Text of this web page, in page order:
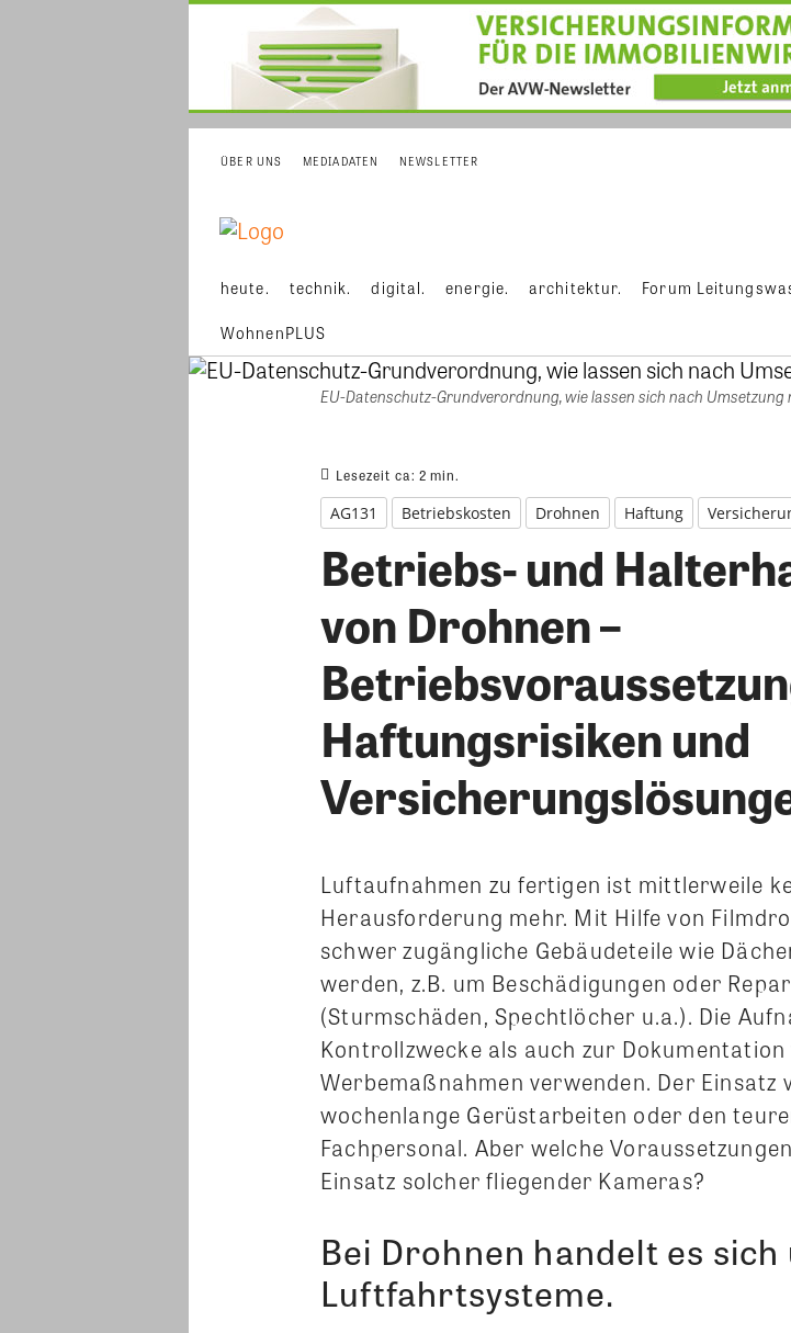
ÜBER UNS MEDIADATEN NEWSLETTER
heute. technik. digital. energie. architektur. Forum
WohnenPLUS
EU-Datenschutz-Grundverordnung, wie lassen sich nach Umsetzung
Lesezeit ca: 2 min.
AG131 Betriebskosten Drohnen Haftung
Betriebs- und
von Drohnen –
Haftungsrisiken und
Luftaufnahmen zu fertigen ist mittlerweile
Herausforderung mehr. Mit Hilfe von
schwer zugängliche Gebäudeteile wie
werden, z.B. um Beschädigungen oder
(Sturmschäden, Spechtlöcher u.a.). Die
Kontrollzwecke als auch zur
Werbemaßnahmen verwenden. Der
wochenlange Gerüstarbeiten oder den
Fachpersonal. Aber welche
Einsatz solcher fliegender Kameras?
Bei Drohnen handelt es
Luftfahrtsysteme.